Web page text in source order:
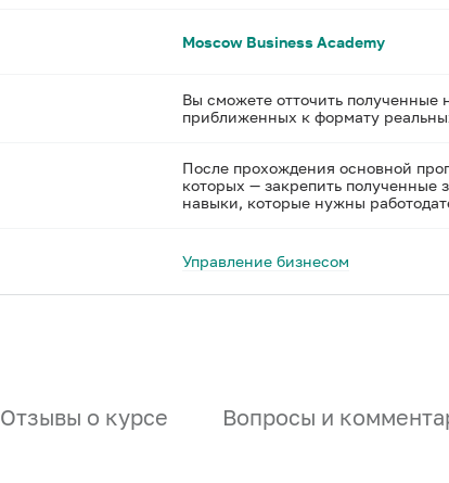
Moscow Business Academy
Вы сможете отточить полученные
приближенных к формату
После прохождения основной
которых — закрепить
навыки, которые нужны
Управление бизнесом
Отзывы о курсе Вопросы и